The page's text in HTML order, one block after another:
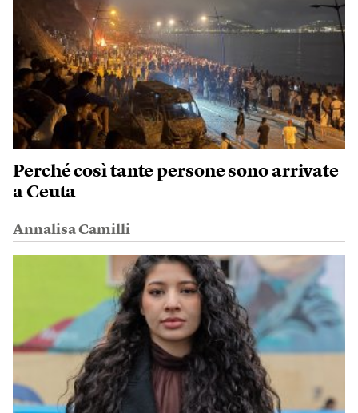
Perché così tante persone sono arrivate
a Ceuta
Annalisa Camilli